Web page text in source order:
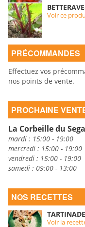
Voir ce
PRÉCOMMANDES
Effectuez vos
nos points de vente.
PROCHAINE
La Corbeille du
mardi : 15:00 - 19:00
mercredi : 15:00 - 19:00
vendredi : 15:00 - 19:00
samedi : 09:00 - 13:00
NOS RECETTES
Voir la